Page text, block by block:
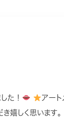
た！ アート
嬉しく思います